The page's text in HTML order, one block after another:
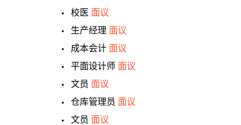
校医 面议
生产经理 面议
成本会计 面议
平面设计师 面议
文员 面议
仓库管理员 面议
文员 面议